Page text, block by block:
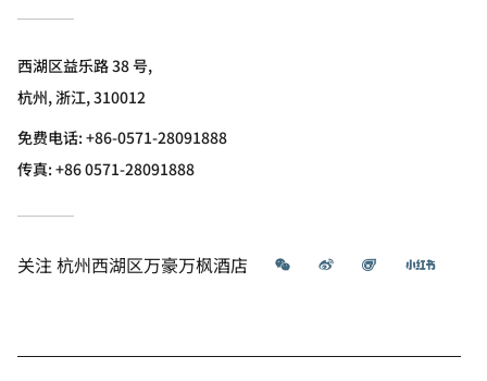
西湖区益乐路 38 号,
杭州, 浙江, 310012
免费电话:+86-0571-28091888
传真:+86 0571-28091888
关注杭州西湖区万豪万枫酒店 微信 微博 飞猪 小红书